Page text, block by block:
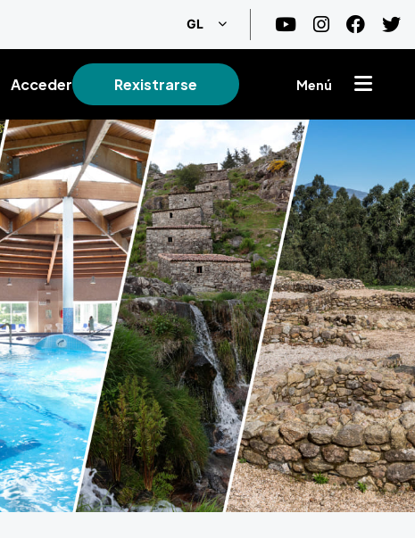
GL List additional actions
Acceder Rexistrarse Menú